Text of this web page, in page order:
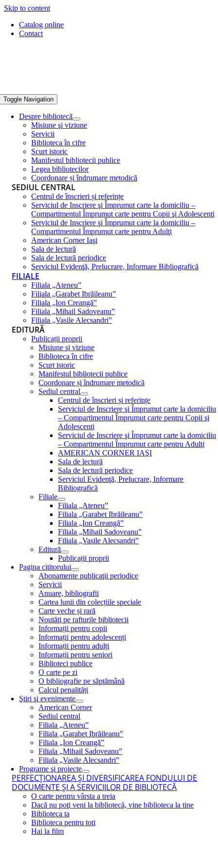
Skip to content
Catalog online
Contact
Toggle Navigation
Despre bibliotecă
Misiune şi viziune
Servicii
Biblioteca în cifre
Scurt istoric
Manifestul bibliotecii publice
Legea bibliotecilor
Coordonare și îndrumare metodică
SEDIUL CENTRAL
Centrul de înscrieri și referințe
Serviciul de Inscriere şi Împrumut carte la domiciliu –
Compartimentul Împrumut carte pentru Copii şi Adolescenţi
Serviciul de Inscriere şi Împrumut carte la domiciliu –
Compartimentul Împrumut carte pentru Adulţi
American Corner Iaşi
Sala de lectură
Sala de lectură periodice
Serviciul Evidenţă, Prelucrare, Informare Bibliografică
FILIALE
Filiala „Ateneu”
Filiala „Garabet Ibrăileanu”
Filiala „Ion Creangă”
Filiala „Mihail Sadoveanu”
Filiala „Vasile Alecsandri”
EDITURĂ
Publicații proprii
Misiune şi viziune
Biblioteca în cifre
Scurt istoric
Manifestul bibliotecii publice
Coordonare și îndrumare metodică
Sediul central
Centrul de înscrieri și referințe
Serviciul de Inscriere şi Împrumut carte la domiciliu
– Compartimentul Împrumut carte pentru Copii şi
Adolescenţi
Serviciul de Inscriere şi Împrumut carte la domiciliu
– Compartimentul Împrumut carte pentru Adulţi
AMERICAN CORNER IAŞI
Sala de lectură
Sala de lectură periodice
Serviciul Evidenţă, Prelucrare, Informare
Bibliografică
Filiale
Filiala „Ateneu”
Filiala „Garabet Ibrăileanu”
Filiala „Ion Creangă”
Filiala „Mihail Sadoveanu”
Filiala „Vasile Alecsandri”
Editură
Publicații proprii
Pagina cititorului
Abonamente publicaţii periodice
Servicii
Anuare, bibliografii
Cartea lunii din colecțiile speciale
Carte veche și rară
Noutăţi pe rafturile bibliotecii
Informații pentru copii
Informații pentru adolescenți
Informații pentru adulți
Informații pentru seniori
Biblioteci publice
O carte pe zi
O bibliografie pe săptămână
Calcul penalități
Ştiri şi evenimente
American Corner
Sediul central
Filiala „Ateneu”
Filiala „Garabet Ibrăileanu”
Filiala „Ion Creangă”
Filiala „Mihail Sadoveanu”
Filiala „Vasile Alecsandri”
Programe şi proiecte
PERFECŢIONAREA ŞI DIVERSIFICAREA FONDULUI DE
DOCUMENTE ŞI A SERVICIILOR DE BIBLIOTECĂ
O carte pentru vârsta a treia
Dacă nu poţi veni la bibliotecă, vine biblioteca la tine
Biblioteca ta
Biblioteca pentru toţi
Hai la film